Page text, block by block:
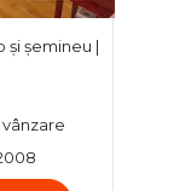
și șemineu |